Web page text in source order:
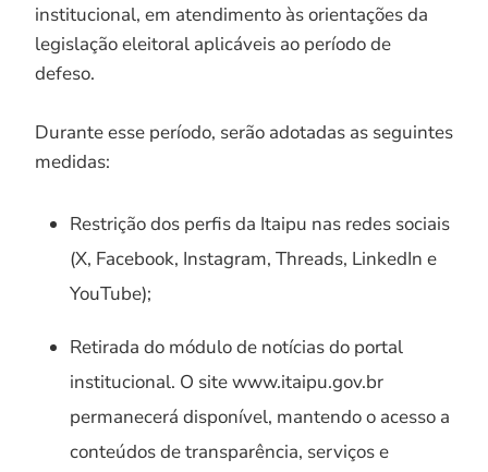
institucional, em atendimento às orientações da
legislação eleitoral aplicáveis ao período de
defeso.
Durante esse período, serão adotadas as seguintes
medidas:
Restrição dos perfis da Itaipu nas redes sociais
(X, Facebook, Instagram, Threads, LinkedIn e
YouTube);
Retirada do módulo de notícias do portal
institucional. O site www.itaipu.gov.br
permanecerá disponível, mantendo o acesso a
conteúdos de transparência, serviços e